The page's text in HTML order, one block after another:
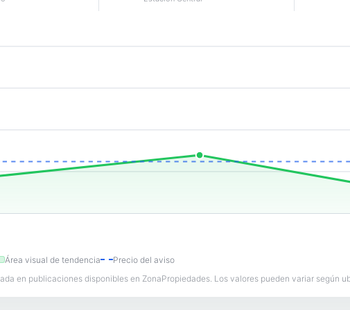
Área visual de tendencia
Precio del aviso
en publicaciones disponibles en ZonaPropiedades. Los valores pueden variar